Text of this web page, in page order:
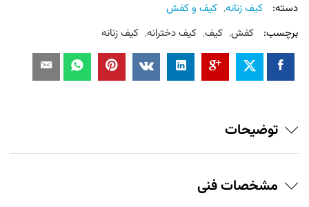
دسته:
کیف زنانه, کیف و کفش
برچسب:
کفش, کیف, کیف دخترانه, کیف زنانه
توضیحات
مشخصات فنی